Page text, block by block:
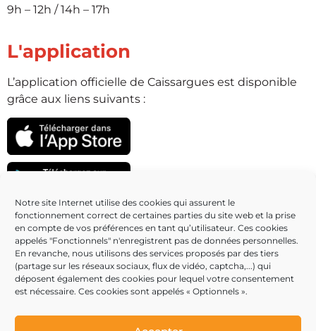
Notre site Internet utilise des cookies qui assurent le
fonctionnement correct de certaines parties du site web et la prise
en compte de vos préférences en tant qu’utilisateur. Ces cookies
appelés "Fonctionnels" n'enregistrent pas de données personnelles.
En revanche, nous utilisons des services proposés par des tiers
(partage sur les réseaux sociaux, flux de vidéo, captcha,...) qui
déposent également des cookies pour lequel votre consentement
est nécessaire. Ces cookies sont appelés « Optionnels ».
9h – 12h / 14h – 17h
L'application
L’application officielle de Caissargues est disponible
grâce aux liens suivants :
Partenaires